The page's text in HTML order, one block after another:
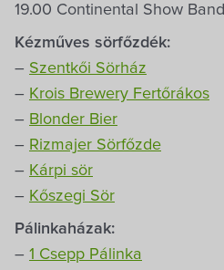
19.00 Continental Show Band
Kézműves sörfőzdék:
– Szentkői Sörház
– Krois Brewery Fertőrákos
– Blonder Bier
– Rizmajer Sörfőzde
– Kárpi sör
– Kőszegi Sör
Pálinkaházak:
– 1 Csepp Pálinka